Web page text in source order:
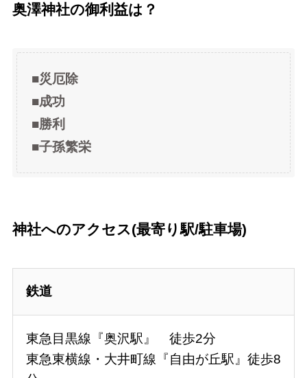
奥澤神社の御利益は？
■災厄除
■成功
■勝利
■子孫繁栄
神社へのアクセス(最寄り駅/駐車場)
鉄道
東急目黒線『奥沢駅』 徒歩2分
東急東横線・大井町線『自由が丘駅』徒歩8